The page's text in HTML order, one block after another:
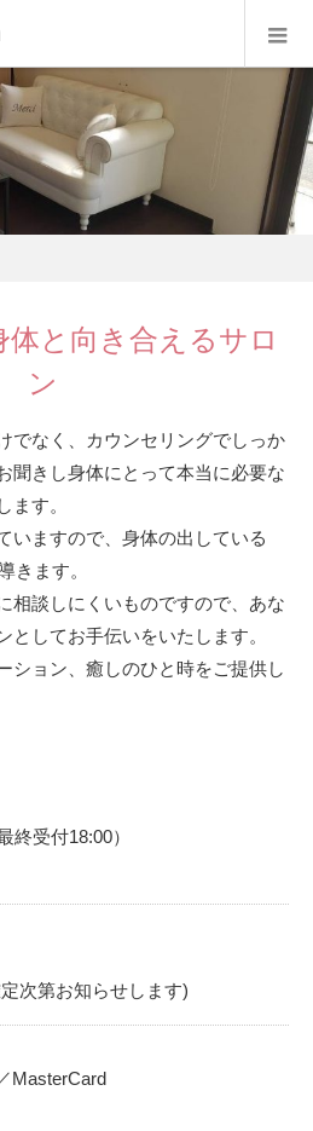
と向き合えるサロ
ン
でなく、カウンセリングでしっか
聞きし身体にとって本当に必要な
ます。
いますので、身体の出している
きます。
相談しにくいものですので、あな
としてお手伝いをいたします。
ション、癒しのひと時をご提供し
終受付18:00）
次第お知らせします)
MasterCard